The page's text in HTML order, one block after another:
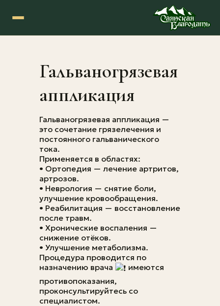
Гальваногрязевая
аппликация
Гальваногрязевая аппликация —
это сочетание грязелечения и
постоянного гальванического
тока.
Применяется в областях:
• Ортопедия — лечение артритов,
артрозов.
• Неврология — снятие боли,
улучшение кровообращения.
• Реабилитация — восстановление
после травм.
• Хронические воспаления —
снижение отёков.
• Улучшение метаболизма.
Процедура проводится по
назначению врача
имеются
противопоказания,
проконсультируйтесь со
специалистом.